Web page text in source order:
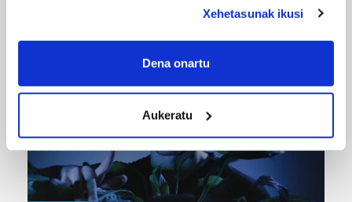
If you allow, we would also like to:
Collect information about your geographical
meters
Identify your device by actively scanning it for
specific characteristics (fingerprinting)
Find out more about how your personal data is processed
and set your preferences in the
details section
Xehetasunak ikusi
Dena onartu
Aukeratu